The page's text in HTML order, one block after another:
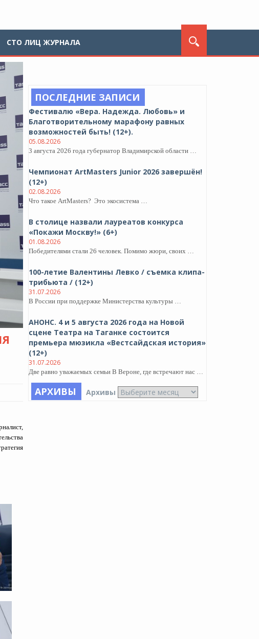
СТО ЛИЦ ЖУРНАЛА
ПОСЛЕДНИЕ ЗАПИСИ
Фестивалю «Вера. Надежда. Любовь» и
Благотворительному марафону равных
возможностей быть! (12+).
05.08.2026
3 августа 2026 года губернатор Владимирской области …
Чемпионат ArtMasters Junior 2026 завершён!
(12+)
02.08.2026
Что такое ArtMasters? Это экосистема …
В столице назвали лауреатов конкурса
«Покажи Москву!» (6+)
01.08.2026
Победителями стали 26 человек. Помимо жюри, своих …
100-летие Валентины Левко / съемка клипа-
трибьюта / (12+)
31.07.2026
В России при поддержке Министерства культуры …
АНОНС. 4 и 5 августа 2026 года на Новой
сцене Театра на Таганке состоится
премьера мюзикла «Вестсайдская история»
(12+)
31.07.2026
Две равно уважаемых семьи В Вероне, где встречают нас …
АРХИВЫ Архивы